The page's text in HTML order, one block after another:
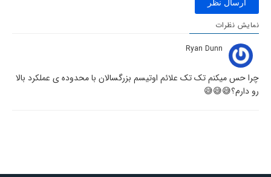
نمایش نظرات
Ryan Dunn
چرا حس میکنم تک تک علائم اوتیسم بزرگسالان با محدوده ی عملکرد بالا
رو دارم؟😅😅😅